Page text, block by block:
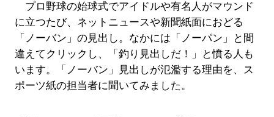
プロ野球の始球式でアイドルや有名人がマウンド
に立つたび、ネットニュースや新聞紙面におどる
「ノーバン」の見出し。なかには「ノーパン」と間
違えてクリックし、「釣り見出しだ！」と憤る人も
います。「ノーバン」見出しが氾濫する理由を、ス
ポーツ紙の担当者に聞いてみました。